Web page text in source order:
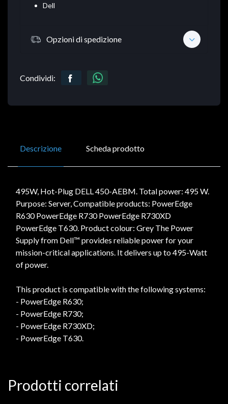
Dell
Opzioni di spedizione
Condividi:
Descrizione Scheda prodotto
495W, Hot-Plug DELL 450-AEBM. Total power: 495 W.
Purpose: Server, Compatible products: PowerEdge
R630 PowerEdge R730 PowerEdge R730XD
PowerEdge T630. Product colour: Grey The Power
Supply from Dell™ provides reliable power for your
mission-critical applications. It delivers up to 495-Watt
of power.
This product is compatible with the following systems:
- PowerEdge R630;
- PowerEdge R730;
- PowerEdge R730XD;
- PowerEdge T630.
Prodotti correlati